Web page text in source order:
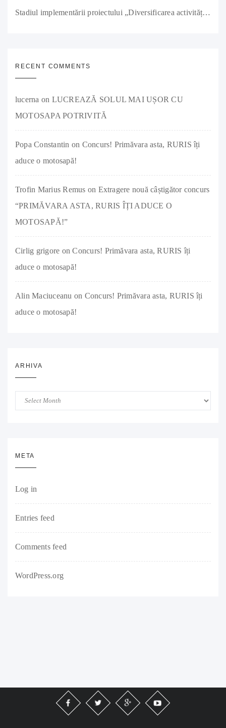
Stadiul implementării proiectului „Diversificarea activității societății RURIS IMPEX SRL prin investiții în producția de remorci agricole și tractoare” a ajuns la 90%
RECENT COMMENTS
lucerna on LUCREAZĂ SOLUL MAI UȘOR CU
MOTOSAPA POTRIVITĂ
Popa Constantin on Concurs! Primăvara asta, RURIS îți
aduce o motosapă!
Trofin Marius Remus on Extragere nouă câștigător concurs
“PRIMĂVARA ASTA, RURIS ÎȚI ADUCE O
MOTOSAPĂ!”
Cirlig grigore onConcurs! Primăvara asta, RURIS îți
aduce o motosapă!
Alin Maciuceanu on Concurs! Primăvara asta, RURIS îți
aduce o motosapă!
ARHIVA
Arhiva
META
Log in
Entries feed
Comments feed
WordPress.org